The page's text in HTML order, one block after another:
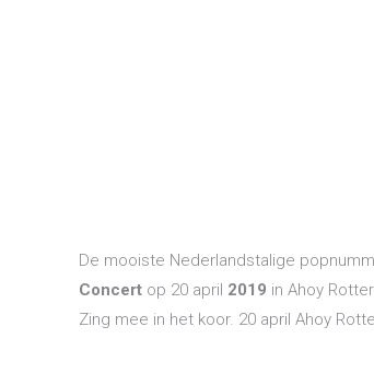
De mooiste Nederlandstalige
Concert op 20 april 2019 in Ahoy
Zing mee in het koor. 20 april Ahoy